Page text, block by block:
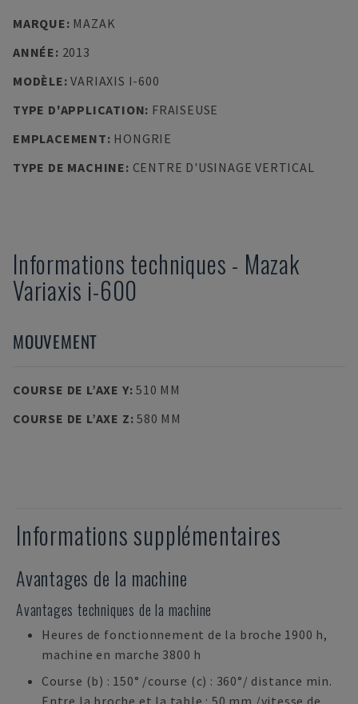
MARQUE: MAZAK
ANNÉE: 2013
MODÈLE:VARIAXIS I-600
TYPE D'APPLICATION: FRAISEUSE
EMPLACEMENT: HONGRIE
TYPE DE MACHINE: CENTRE D'USINAGE VERTICAL
Informations techniques - Mazak
Variaxis i-600
MOUVEMENT
COURSE DE L’AXE Y:510 MM
COURSE DE L’AXE Z:580 MM
Informations supplémentaires
Avantages de la machine
Avantages techniques de la machine
Heures de fonctionnement de la broche 1900 h,
machine en marche 3800 h
Course (b) : 150° /course (c) : 360°/ distance min.
Entre la broche et la table : 50 mm /vitesse de